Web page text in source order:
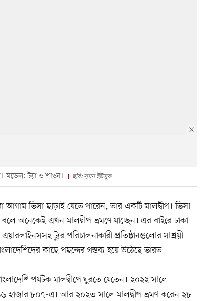
মডেল: টয়া ও শাওন। ছবি: সুমন ইউসুফ
আগাম ভিসা ছাড়াই যেতে পারেন, তার একটি মালদ্বীপ। ভিসা
অনেকেই এখন মালদ্বীপ ভ্রমণে যাচ্ছেন। এর বাইরে ঢাকা
ট্যুর পরিচালনাকারী প্রতিষ্ঠানগুলোর সাশ্রয়ী
কাছে পছন্দের গন্তব্য হয়ে উঠেছে ভারত
পর্যটক মালদ্বীপে ঘুরতে যেতেন। ২০২২ সালে
হাজার ৮০৭-এ। আর ২০২৩ সালে মালদ্বীপ ভ্রমণ করেন ২৮